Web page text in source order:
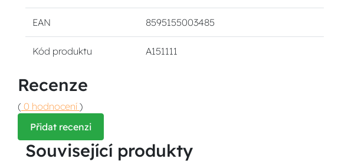
EAN 8595155003485
Kód produktu A151111
Recenze
( 0 hodnocení )
Přidat recenzi
Související produkty